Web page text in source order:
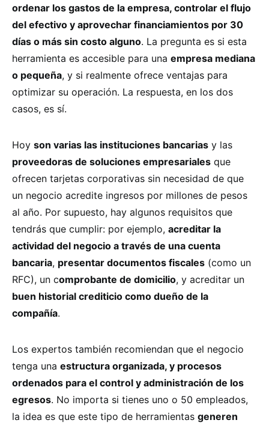
ordenar los gastos de la empresa, controlar el flujo
del efectivo y aprovechar financiamientos por 30
días o más sin costo alguno. La pregunta es si esta
herramienta es accesible para una empresa mediana
o pequeña, y si realmente ofrece ventajas para
optimizar su operación. La respuesta, en los dos
casos, es sí.
Hoy son varias las instituciones bancarias y las
proveedoras de soluciones empresariales que
ofrecen tarjetas corporativas sin necesidad de que
un negocio acredite ingresos por millones de pesos
al año. Por supuesto, hay algunos requisitos que
tendrás que cumplir: por ejemplo, acreditar la
actividad del negocio a través de una cuenta
bancaria, presentar documentos fiscales (como un
RFC), un comprobante de domicilio, y acreditar un
buen historial crediticio como dueño de la
compañía.
Los expertos también recomiendan que el negocio
tenga una estructura organizada, y procesos
ordenados para el control y administración de los
egresos. No importa si tienes uno o 50 empleados,
la idea es que este tipo de herramientas generen